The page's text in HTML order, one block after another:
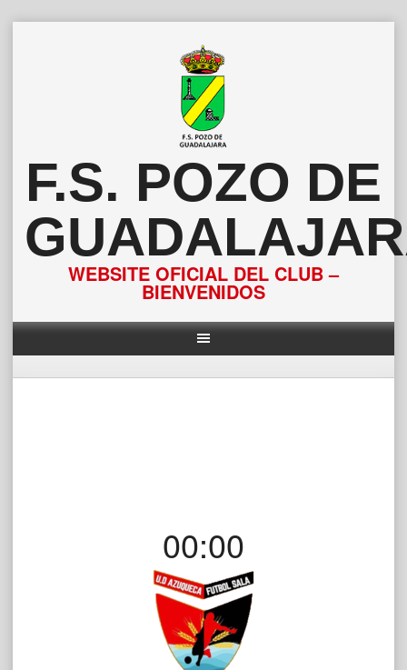
F.S. POZO DE
WEBSITE OFICIAL DEL CLUB –
BIENVENIDOS
00:00